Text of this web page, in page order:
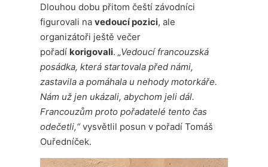
Dlouhou dobu přitom čeští závodníci
figurovali navedoucí pozici, ale
organizátoři ještě večer
pořadí korigovali. „Vedoucí francouzská
posádka, která startovala před námi,
zastavila a pomáhala u nehody motorkáře.
Nám už jen ukázali, abychom jeli dál.
Francouzům proto pořadatelé tento čas
odečetli,“vysvětlil posun v pořadí Tomáš
Ouředníček.